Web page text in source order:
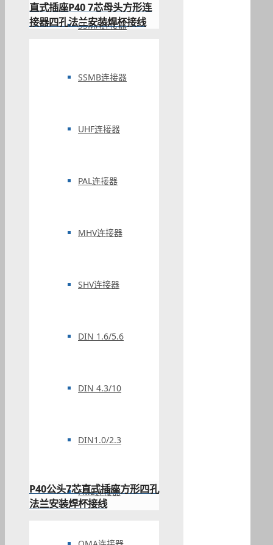
SSMA连接器
SSMB连接器
UHF连接器
PAL连接器
MHV连接器
SHV连接器
DIN 1.6/5.6
DIN 4.3/10
DIN1.0/2.3
FME连接器
直式插座P40 7芯母头方形连
接器四孔法兰安装焊杯接线
P40公头7芯直式插座方形四孔
法兰安装焊杯接线